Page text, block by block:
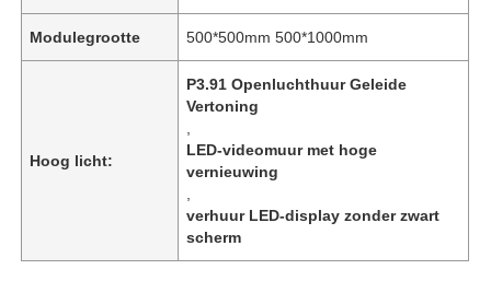
Modulegrootte 500*500mm 500*1000mm
Hoog licht:
P3.91 Openluchthuur Geleide
Vertoning
LED-videomuur met hoge
vernieuwing
verhuur LED-display zonder zwart
scherm